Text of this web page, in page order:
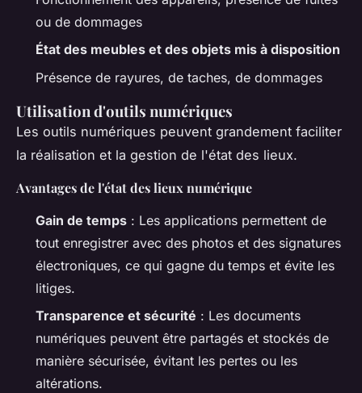
ou de dommages
État des meubles et des objets mis à disposition
Présence de rayures, de taches, de dommages
Utilisation d'outils numériques
Les outils numériques peuvent grandement faciliter
la réalisation et la gestion de l'état des lieux.
Avantages de l'état des lieux numérique
Gain de temps : Les applications permettent de
tout enregistrer avec des photos et des signatures
électroniques, ce qui gagne du temps et évite les
litiges.
Transparence et sécurité : Les documents
numériques peuvent être partagés et stockés de
manière sécurisée, évitant les pertes ou les
altérations.